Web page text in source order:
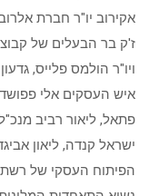
אקירוב יו"ר חברת
ז'ק בר הבעלים של
ויו"ר הולמס פלייס,
איש העסקים אלי
פתאל, ליאור רביב
ישראל קנדה, ליאון
הפיתוח העסקי של רשת